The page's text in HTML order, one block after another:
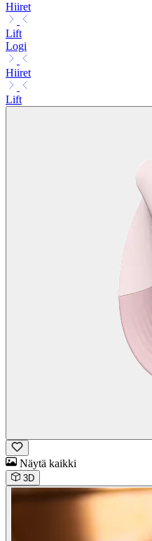
Hiiret
Lift
Logi
Hiiret
Lift
Näytä kaikki
3D